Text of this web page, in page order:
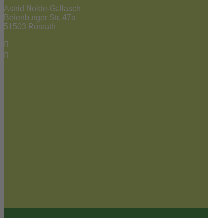
Astrid Nolde-Gallasch
Beienburger Str. 47a
51503 Rösrath